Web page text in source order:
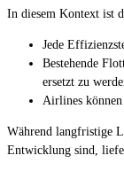
In diesem Kontext ist
Jede
Bestehende
ersetzt zu
Airlines
Während langfristige
Entwicklung sind,